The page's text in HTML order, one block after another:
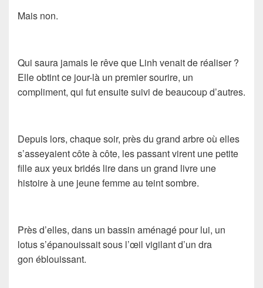
Mais non.
Qui saura jamais le rêve que Linh venait de réaliser ?
Elle obtint ce jour-là un premier sourire, un
compliment, qui fut ensuite suivi de beaucoup d’autres.
Depuis lors, chaque soir, près du grand arbre où elles
s’asseyaient côte à côte, les passant virent une petite
fille aux yeux bridés lire dans un grand livre une
histoire à une jeune femme au teint sombre.
Près d’elles, dans un bassin aménagé pour lui, un
lotus s’épanouissait sous l’œil vigilant d’un dra
gon éblouissant.